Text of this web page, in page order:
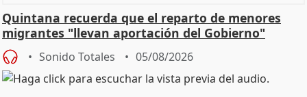
Quintana recuerda que el reparto de menores
migrantes "llevan aportación del Gobierno"
central
Sonido Totales 05/08/2026